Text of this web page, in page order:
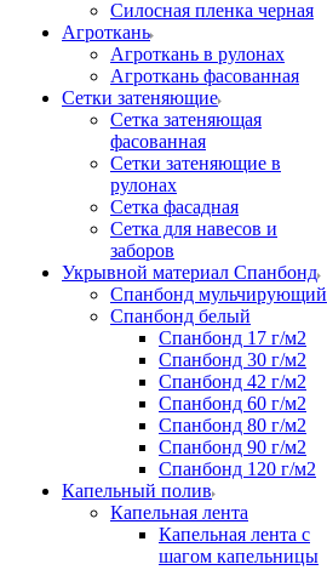
Силосная пленка черная
Агроткань
Агроткань в рулонах
Агроткань фасованная
Сетки затеняющие
Сетка затеняющая
фасованная
Сетки затеняющие в
рулонах
Сетка фасадная
Сетка для навесов и
заборов
Укрывной материал Спанбонд
Спанбонд мульчирующий
Спанбонд белый
Спанбонд 17 г/м2
Спанбонд 30 г/м2
Спанбонд 42 г/м2
Спанбонд 60 г/м2
Спанбонд 80 г/м2
Спанбонд 90 г/м2
Спанбонд 120 г/м2
Капельный полив
Капельная лента
Капельная лента с
шагом капельницы